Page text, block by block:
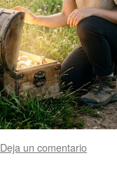
Deja un comentario